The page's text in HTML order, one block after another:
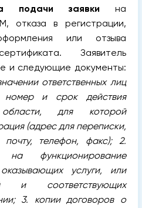
подачи заявки на
отказа в регистрации,
или отзыва
Заявитель
и следующие документы:
ответственных лиц
номер и срок действия
для которой
(адрес для переписки,
почту, телефон, факс); 2.
функционирование
услуги, или
и соответствующих
3. копии договоров о